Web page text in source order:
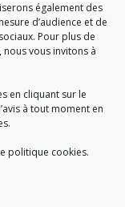
également des
d’audience et de
Pour plus de
vous invitons à
en cliquant sur le
à tout moment en
politique cookies.
public quiexerce
la collecte et la